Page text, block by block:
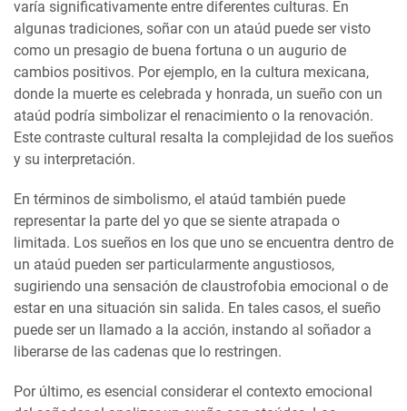
varía significativamente entre diferentes culturas. En
algunas tradiciones, soñar con un ataúd puede ser visto
como un presagio de buena fortuna o un augurio de
cambios positivos. Por ejemplo, en la cultura mexicana,
donde la muerte es celebrada y honrada, un sueño con un
ataúd podría simbolizar el renacimiento o la renovación.
Este contraste cultural resalta la complejidad de los sueños
y su interpretación.
En términos de simbolismo, el ataúd también puede
representar la parte del yo que se siente atrapada o
limitada. Los sueños en los que uno se encuentra dentro de
un ataúd pueden ser particularmente angustiosos,
sugiriendo una sensación de claustrofobia emocional o de
estar en una situación sin salida. En tales casos, el sueño
puede ser un llamado a la acción, instando al soñador a
liberarse de las cadenas que lo restringen.
Por último, es esencial considerar el contexto emocional